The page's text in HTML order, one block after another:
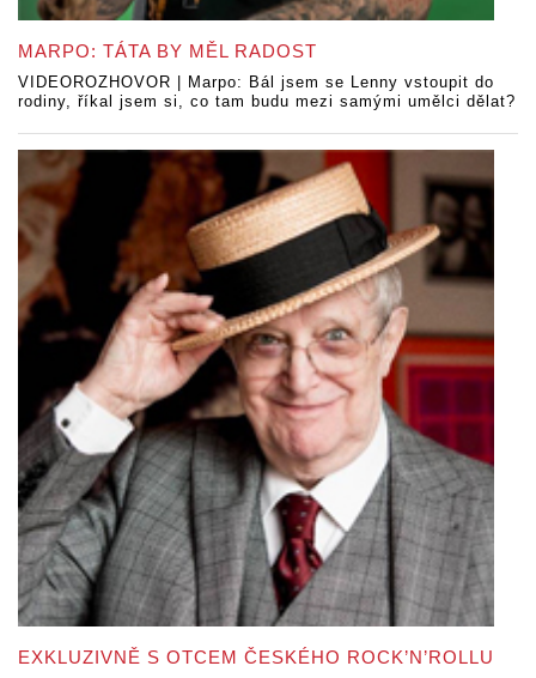
MARPO: TÁTA BY MĚL RADOST
VIDEOROZHOVOR | Marpo: Bál jsem se Lenny vstoupit do
rodiny, říkal jsem si, co tam budu mezi samými umělci dělat?
EXKLUZIVNĚ S OTCEM ČESKÉHO ROCK’N’ROLLU